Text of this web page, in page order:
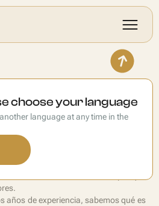
choose your language
language at any time in the
un libro y/o es experto en un campo
el lugar adecuado para usted. No solo
y promoción profesional de su
años de experiencia, sabemos qué es